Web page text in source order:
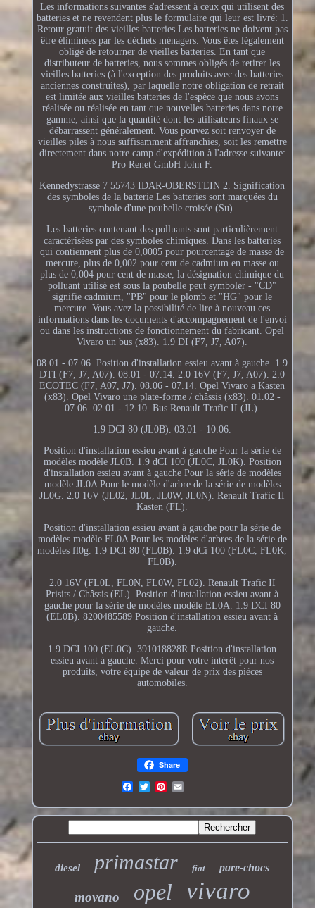
Les informations suivantes s'adressent à ceux qui utilisent des
batteries et ne revendent plus le formulaire qui leur est livré: 1.
Retour gratuit des vieilles batteries Les batteries ne doivent pas
être éliminées par les déchets ménagers. Vous êtes légalement
obligé de retourner de vieilles batteries. En tant que
distributeur de batteries, nous sommes obligés de retirer les
vieilles batteries (à l'exception des produits avec des batteries
anciennes construites), par laquelle notre obligation de retrait
est limitée aux vieilles batteries de l'espèce que nous avons
réalisée ou réalisée en tant que nouvelles batteries dans notre
gamme, ainsi que la quantité dont les utilisateurs finaux se
débarrassent généralement. Vous pouvez soit renvoyer de
vieilles piles à nous suffisamment affranchies, soit les remettre
directement dans notre camp d'expédition à l'adresse suivante:
Pro Renet GmbH John F.
Kennedystrasse 7 55743 IDAR-OBERSTEIN 2. Signification
des symboles de la batterie Les batteries sont marquées du
symbole d'une poubelle croisée (Su).
Les batteries contenant des polluants sont particulièrement
caractérisées par des symboles chimiques. Dans les batteries
qui contiennent plus de 0,0005 pour pourcentage de masse de
mercure, plus de 0,002 pour cent de cadmium en masse ou
plus de 0,004 pour cent de masse, la désignation chimique du
polluant utilisé est sous la poubelle peut symboler - "CD"
signifie cadmium, "PB" pour le plomb et "HG" pour le
mercure. Vous avez la possibilité de lire à nouveau ces
informations dans les documents d'accompagnement de l'envoi
ou dans les instructions de fonctionnement du fabricant. Opel
Vivaro un bus (x83). 1.9 DI (F7, J7, A07).
08.01 - 07.06. Position d'installation essieu avant à gauche. 1.9
DTI (F7, J7, A07). 08.01 - 07.14. 2.0 16V (F7, J7, A07). 2.0
ECOTEC (F7, A07, J7). 08.06 - 07.14. Opel Vivaro a Kasten
(x83). Opel Vivaro une plate-forme / châssis (x83). 01.02 -
07.06. 02.01 - 12.10. Bus Renault Trafic II (JL).
1.9 DCI 80 (JL0B). 03.01 - 10.06.
Position d'installation essieu avant à gauche Pour la série de
modèles modèle JL0B. 1.9 dCI 100 (JL0C, JL0K). Position
d'installation essieu avant à gauche Pour la série de modèles
modèle JL0A Pour le modèle d'arbre de la série de modèles
JL0G. 2.0 16V (JL02, JL0L, JL0W, JL0N). Renault Trafic II
Kasten (FL).
Position d'installation essieu avant à gauche pour la série de
modèles modèle FL0A Pour les modèles d'arbres de la série de
modèles fl0g. 1.9 DCI 80 (FL0B). 1.9 dCi 100 (FL0C, FL0K,
FL0B).
2.0 16V (FL0L, FL0N, FL0W, FL02). Renault Trafic II
Prisits / Châssis (EL). Position d'installation essieu avant à
gauche pour la série de modèles modèle EL0A. 1.9 DCI 80
(EL0B). 8200485589 Position d'installation essieu avant à
gauche.
1.9 DCI 100 (EL0C). 391018828R Position d'installation
essieu avant à gauche. Merci pour votre intérêt pour nos
produits, votre équipe de valeur de prix des pièces
automobiles.
Share
diesel primastar fiat pare-chocs
movano opel vivaro